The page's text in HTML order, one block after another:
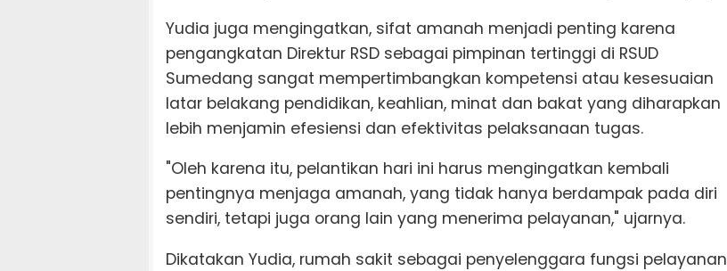
Yudia juga mengingatkan, sifat amanah menjadi penting karena
pengangkatan Direktur RSD sebagai pimpinan tertinggi di RSUD
Sumedang sangat mempertimbangkan kompetensi atau kesesuaian
latar belakang pendidikan, keahlian, minat dan bakat yang diharapkan
lebih menjamin efesiensi dan efektivitas pelaksanaan tugas.
"Oleh karena itu, pelantikan hari ini harus mengingatkan kembali
pentingnya menjaga amanah, yang tidak hanya berdampak pada diri
sendiri, tetapi juga orang lain yang menerima pelayanan," ujarnya.
Dikatakan Yudia, rumah sakit sebagai penyelenggara fungsi pelayanan